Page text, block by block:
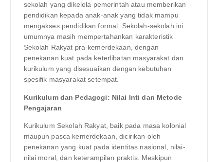
sekolah yang dikelola pemerintah atau memberikan
pendidikan kepada anak-anak yang tidak mampu
mengakses pendidikan formal. Sekolah-sekolah ini
umumnya masih mempertahankan karakteristik
Sekolah Rakyat pra-kemerdekaan, dengan
penekanan kuat pada keterlibatan masyarakat dan
kurikulum yang disesuaikan dengan kebutuhan
spesifik masyarakat setempat.
Kurikulum dan Pedagogi: Nilai Inti dan Metode
Pengajaran
Kurikulum Sekolah Rakyat, baik pada masa kolonial
maupun pasca kemerdekaan, dicirikan oleh
penekanan yang kuat pada identitas nasional, nilai-
nilai moral, dan keterampilan praktis. Meskipun